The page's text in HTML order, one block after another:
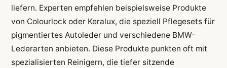
liefern. Experten empfehlen beispielsweise Produkte
von Colourlock oder Keralux, die speziell Pflegesets für
pigmentiertes Autoleder und verschiedene BMW-
Lederarten anbieten. Diese Produkte punkten oft mit
spezialisierten Reinigern, die tiefer sitzende